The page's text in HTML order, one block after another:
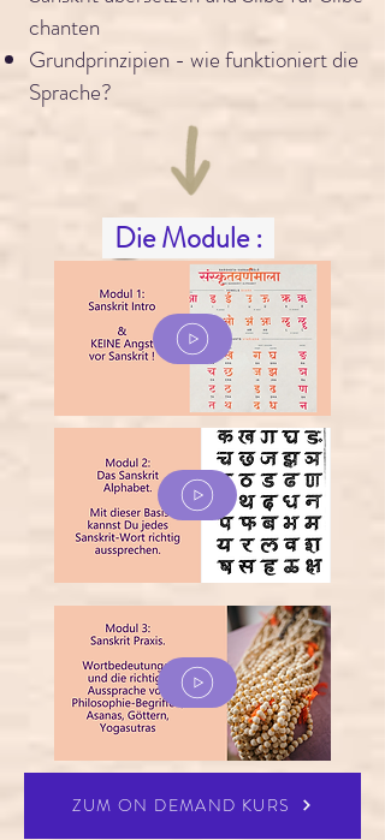
chanten
Grundprinzipien - wie funktioniert die
Sprache?
Die Module :
ZUM ON DEMAND KURS